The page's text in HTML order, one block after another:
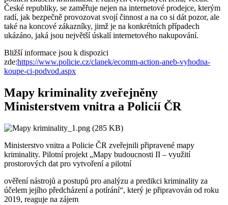
České republiky, se zaměřuje nejen na internetové prodejce, kterým
radí, jak bezpečně provozovat svojí činnost a na co si dát pozor, ale
také na koncové zákazníky, jimž je na konkrétních případech
ukázáno, jaká jsou největší úskalí internetového nakupování.
Bližší informace jsou k dispozici
zde:https://www.policie.cz/clanek/ecomm-action-aneb-vyhodna-
koupe-ci-podvod.aspx
Mapy kriminality zveřejněny
Ministerstvem vnitra a Policií ČR
Ministerstvo vnitra a Policie ČR zveřejnili připravené mapy
kriminality. Pilotní projekt „Mapy budoucnosti II – využití
prostorových dat pro vytvoření a pilotní
ověření nástrojů a postupů pro analýzu a predikci kriminality za
účelem jejího předcházení a potírání“, který je připravován od roku
2019, reaguje na zájem